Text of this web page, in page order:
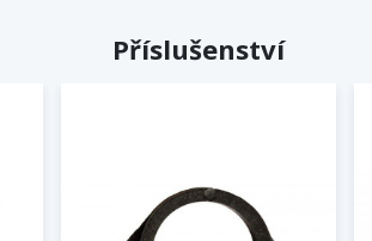
Příslušenství